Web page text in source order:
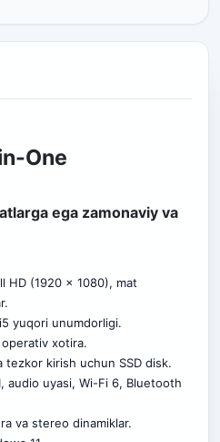
One
ega zamonaviy va
HD (1920 x 1080), mat
yuqori unumdorligi.
operativ xotira.
tezkor kirish uchun SSD disk.
audio uyasi, Wi-Fi 6, Bluetooth
va stereo dinamiklar.